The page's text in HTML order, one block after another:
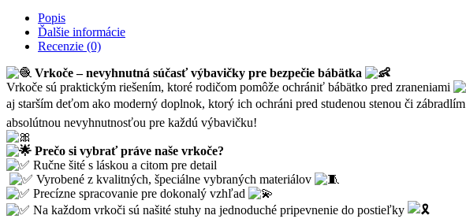
Popis
Ďalšie informácie
Recenzie (0)
Vrkoče – nevyhnutná súčasť výbavičky pre bezpečie bábätka
Vrkoče sú praktickým riešením, ktoré rodičom pomôže ochrániť bábätko pred zraneniami
aj starším deťom ako moderný doplnok, ktorý ich ochráni pred studenou stenou či zábradlím
absolútnou nevyhnutnosťou pre každú výbavičku!
Prečo si vybrať práve naše vrkoče?
Ručne šité s láskou a citom pre detail
Vyrobené z kvalitných, špeciálne vybraných materiálov
Precízne spracovanie pre dokonalý vzhľad
Na každom vrkoči sú našité stuhy na jednoduché pripevnenie do postieľky